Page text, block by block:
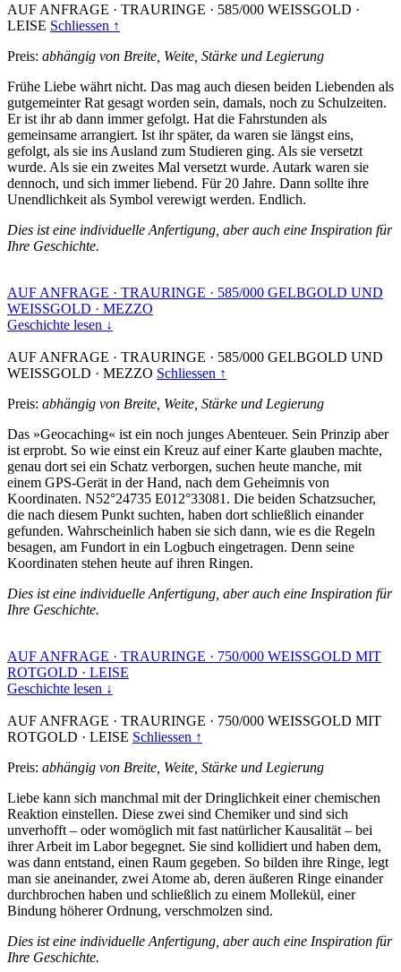
AUF ANFRAGE · TRAURINGE · 585/000 WEISSGOLD ·
LEISE Schliessen ↑
Preis: abhängig von Breite, Weite, Stärke und Legierung
Frühe Liebe währt nicht. Das mag auch diesen beiden Liebenden als
gutgemeinter Rat gesagt worden sein, damals, noch zu Schulzeiten.
Er ist ihr ab dann immer gefolgt. Hat die Fahrstunden als
gemeinsame arrangiert. Ist ihr später, da waren sie längst eins,
gefolgt, als sie ins Ausland zum Studieren ging. Als sie versetzt
wurde. Als sie ein zweites Mal versetzt wurde. Autark waren sie
dennoch, und sich immer liebend. Für 20 Jahre. Dann sollte ihre
Unendlichkeit als Symbol verewigt werden. Endlich.
Dies ist eine individuelle Anfertigung, aber auch eine Inspiration für
Ihre Geschichte.
AUF ANFRAGE · TRAURINGE · 585/000 GELBGOLD UND
WEISSGOLD · MEZZO
Geschichte lesen ↓
AUF ANFRAGE · TRAURINGE · 585/000 GELBGOLD UND
WEISSGOLD · MEZZO Schliessen ↑
Preis: abhängig von Breite, Weite, Stärke und Legierung
Das »Geocaching« ist ein noch junges Abenteuer. Sein Prinzip aber
ist erprobt. So wie einst ein Kreuz auf einer Karte glauben machte,
genau dort sei ein Schatz verborgen, suchen heute manche, mit
einem GPS-Gerät in der Hand, nach dem Geheimnis von
Koordinaten. N52°24735 E012°33081. Die beiden Schatzsucher,
die nach diesem Punkt suchten, haben dort schließlich einander
gefunden. Wahrscheinlich haben sie sich dann, wie es die Regeln
besagen, am Fundort in ein Logbuch eingetragen. Denn seine
Koordinaten stehen heute auf ihren Ringen.
Dies ist eine individuelle Anfertigung, aber auch eine Inspiration für
Ihre Geschichte.
AUF ANFRAGE · TRAURINGE · 750/000 WEISSGOLD MIT
ROTGOLD · LEISE
Geschichte lesen ↓
AUF ANFRAGE · TRAURINGE · 750/000 WEISSGOLD MIT
ROTGOLD · LEISE Schliessen ↑
Preis: abhängig von Breite, Weite, Stärke und Legierung
Liebe kann sich manchmal mit der Dringlichkeit einer chemischen
Reaktion einstellen. Diese zwei sind Chemiker und sind sich
unverhofft – oder womöglich mit fast natürlicher Kausalität – bei
ihrer Arbeit im Labor begegnet. Sie sind kollidiert und haben dem,
was dann entstand, einen Raum gegeben. So bilden ihre Ringe, legt
man sie aneinander, zwei Atome ab, deren äußeren Ringe einander
durchbrochen haben und schließlich zu einem Mollekül, einer
Bindung höherer Ordnung, verschmolzen sind.
Dies ist eine individuelle Anfertigung, aber auch eine Inspiration für
Ihre Geschichte.